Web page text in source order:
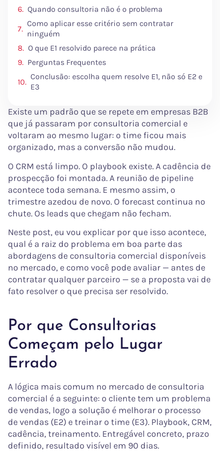
Quando consultoria não é o problema
Como aplicar esse critério sem contratar
ninguém
O que E1 resolvido parece na prática
Perguntas Frequentes
Conclusão: escolha quem resolve E1, não só E2 e
E3
Existe um padrão que se repete em empresas B2B
que já passaram por consultoria comercial e
voltaram ao mesmo lugar: o time ficou mais
organizado, mas a conversão não mudou.
O CRM está limpo. O playbook existe. A cadência de
prospecção foi montada. A reunião de pipeline
acontece toda semana. E mesmo assim, o
trimestre azedou de novo. O forecast continua no
chute. Os leads que chegam não fecham.
Neste post, eu vou explicar por que isso acontece,
qual é a raiz do problema em boa parte das
abordagens de consultoria comercial disponíveis
no mercado, e como você pode avaliar — antes de
contratar qualquer parceiro — se a proposta vai de
fato resolver o que precisa ser resolvido.
Por que Consultorias
Começam pelo Lugar
Errado
A lógica mais comum no mercado de consultoria
comercial é a seguinte: o cliente tem um problema
de vendas, logo a solução é melhorar o processo
de vendas (E2) e treinar o time (E3). Playbook, CRM,
cadência, treinamento. Entregável concreto, prazo
definido, resultado visível em 90 dias.